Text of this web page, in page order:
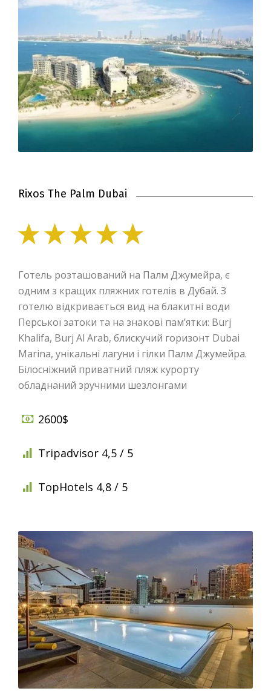
Rixos The Palm Dubai
Готель розташований на Палм Джумейра, є
одним з кращих пляжних готелів в Дубай. З
готелю відкривається вид на блакитні води
Перської затоки та на знакові пам’ятки: Burj
Khalifa, Burj Al Arab, блискучий горизонт Dubai
Marina, унікальні лагуни і гілки Палм Джумейра.
Білосніжний приватний пляж курорту
обладнаний зручними шезлонгами
2600$
Tripadvisor 4,5 / 5
TopHotels 4,8 / 5